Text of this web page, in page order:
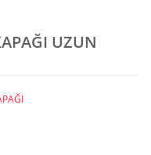
UZUN